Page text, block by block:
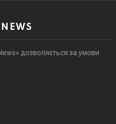
дозволяється за умови